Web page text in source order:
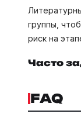
группы,
риск на
Часто
FAQ